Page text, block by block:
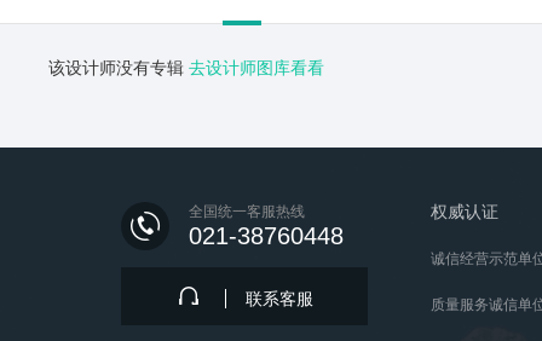
该设计师没有专辑 去设计师图库看看
全国统一客服热线
021-38760448
联系客服
权威认证
诚信经营示范单
质量服务诚信单